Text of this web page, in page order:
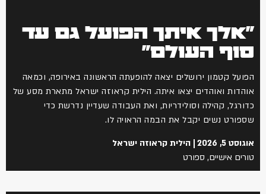
"אלך איתך הפועל גם עד
סוף העולם"
הפועל קטמון ירושלים יצאה להופעתה הראשונה באירופה, וכמאה
אוהדות ואוהדים יצאו איתה. הילית קראוזה ישראל מתארת מסע של
כדורגל, קהילה וסולידריות, ואת העבודה שעדיין נדרשת כדי
שספורט נשים יקבל את הבמה הראויה לו.
אוגוסט 5, 2026
הילית קראוזה ישראל
טורים אישיים, ספורט